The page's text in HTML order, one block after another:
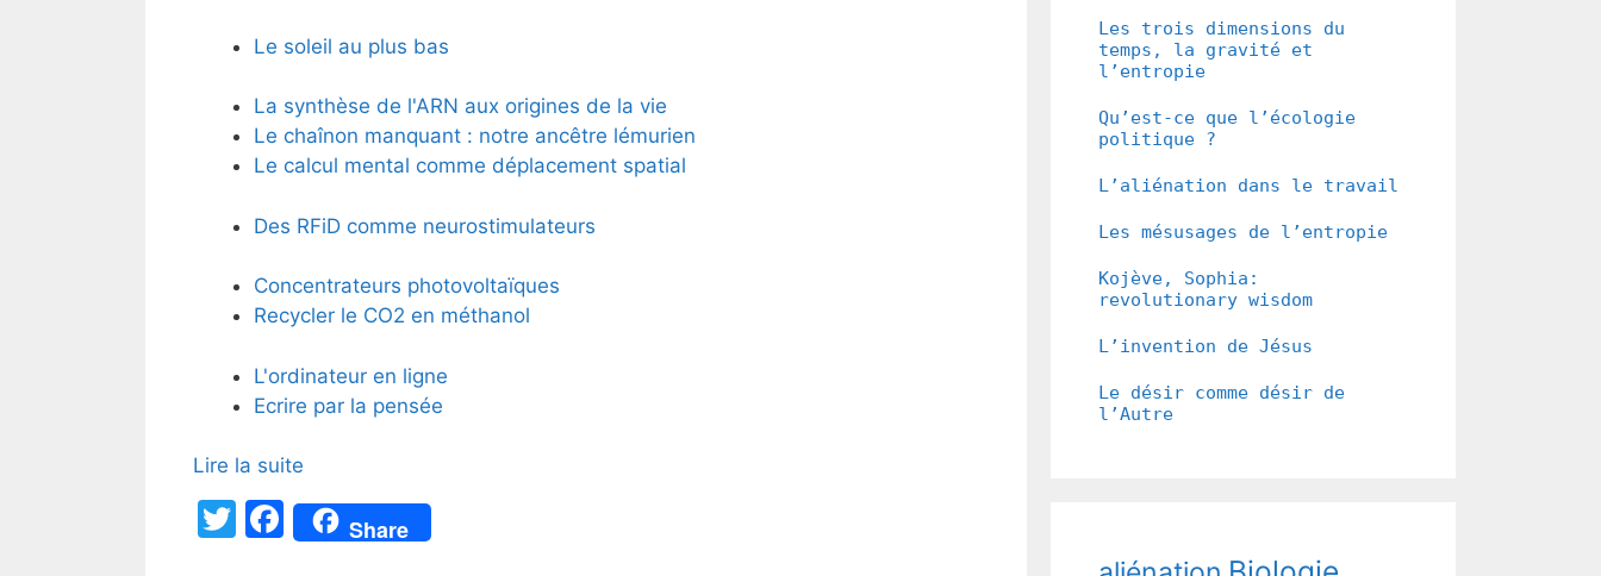
Le soleil au plus bas
La synthèse de l'ARN aux origines de la vie
Le chaînon manquant : notre ancêtre lémurien
Le calcul mental comme déplacement spatial
Des RFiD comme neurostimulateurs
Concentrateurs photovoltaïques
Recycler le CO2 en méthanol
L'ordinateur en ligne
Ecrire par la pensée
Lire la suite
T
F
a
Share
Les trois dimensions du
temps, la gravité et
l’entropie
Qu’est-ce que l’écologie
politique ?
L’aliénation dans le travail
Les mésusages de l’entropie
Kojève, Sophia:
revolutionary wisdom
L’invention de Jésus
Le désir comme désir de
l’Autre